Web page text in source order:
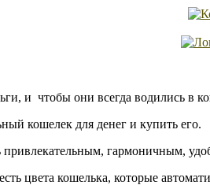
и чтобы они всегда водились в
кошелек для денег и купить его.
гармоничным,
цвета кошелька, которые